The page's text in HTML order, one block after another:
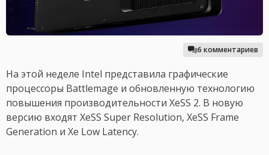
6 комментариев
На этой неделе Intel представила графические
процессоры Battlemage и обновленную технологию
повышения производительности XeSS 2. В новую
версию входят XeSS Super Resolution, XeSS Frame
Generation и Xe Low Latency.